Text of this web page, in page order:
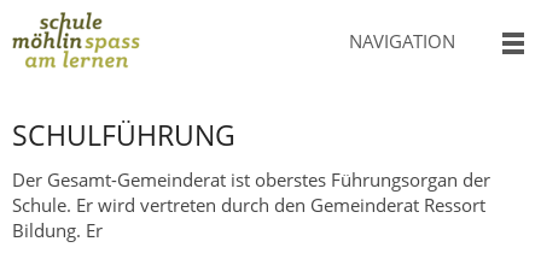
NAVIGATION
SCHULFÜHRUNG
Der Gesamt-Gemeinderat ist oberstes Führungsorgan der
Schule. Er wird vertreten durch den Gemeinderat Ressort
Bildung. Er